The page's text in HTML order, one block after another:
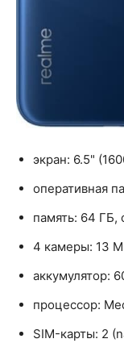
экран: 6.5"
оперативная
память: 64 ГБ,
4 камеры: 13
аккумулятор:
процессор:
SIM-карты: 2